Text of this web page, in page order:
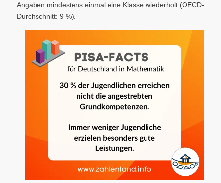
Angaben mindestens einmal eine Klasse wiederholt (OECD-
Durchschnitt: 9 %).